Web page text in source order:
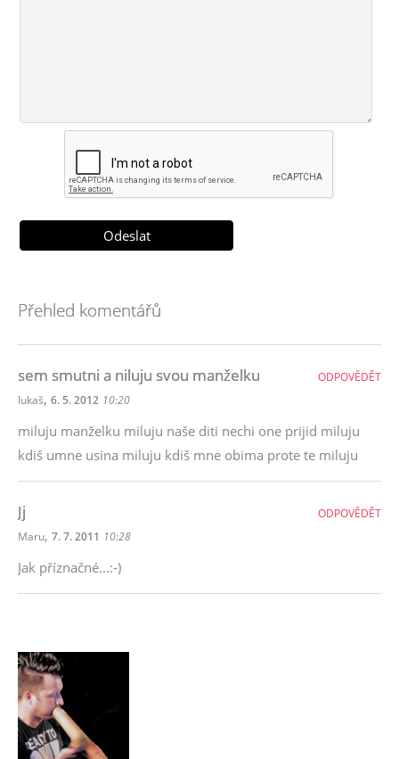
Přehled komentářů
sem smutni a niluju svou manželku
lukaš, 6. 5. 2012 10:20
miluju manželku miluju naše diti nechi one prijid miluju
kdiš umne usina miluju kdiš mne obima prote te miluju
ODPOVĚDĚT
Jj
Maru, 7. 7. 2011 10:28
Jak příznačné...:-)
ODPOVĚDĚT